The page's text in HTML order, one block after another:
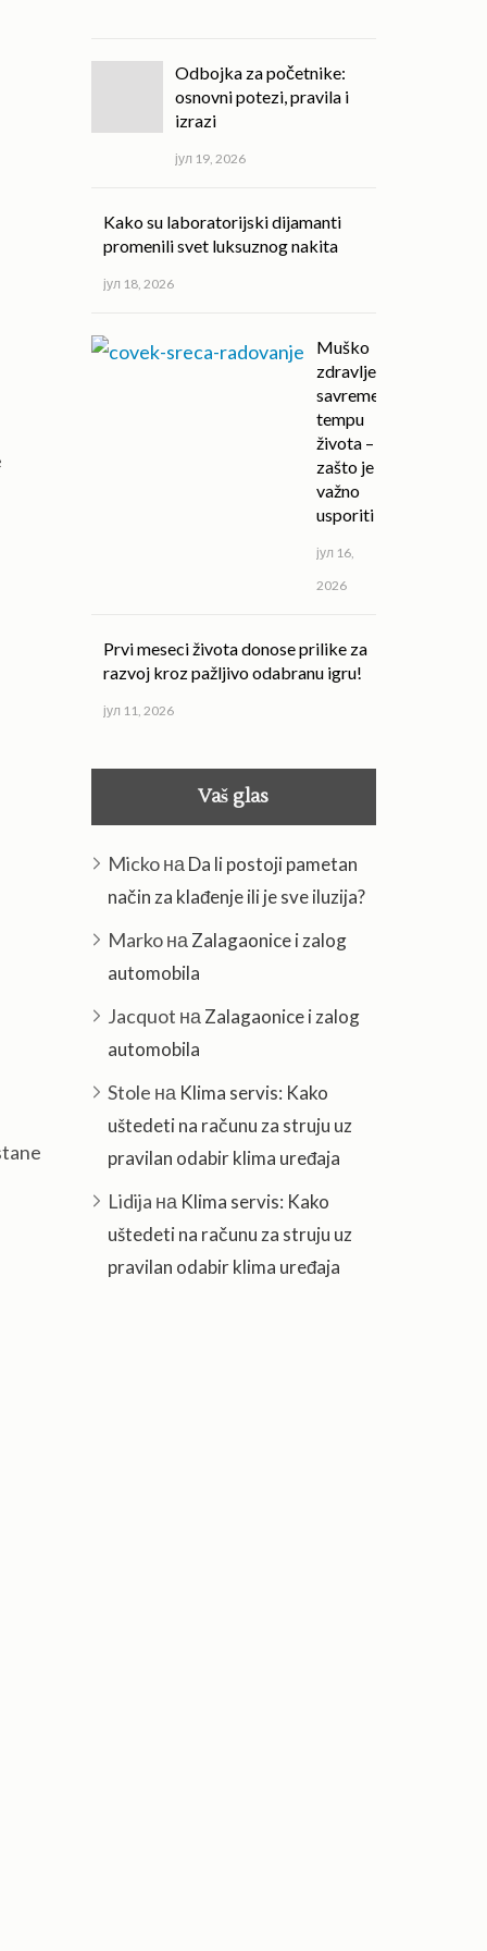
Odbojka za početnike:
osnovni potezi, pravila i
izrazi
јул 19, 2026
Kako su laboratorijski dijamanti
promenili svet luksuznog nakita
јул 18, 2026
Muško
zdravlje u
savremenom
tempu
života –
zašto je
važno
usporiti
јул 16,
2026
Prvi meseci života donose prilike za
razvoj kroz pažljivo odabranu igru!
јул 11, 2026
Vaš glas
Mickoна Da li postoji pametan
način za klađenje ili je sve iluzija?
Markoна Zalagaonice i zalog
automobila
Jacquot на Zalagaonice i zalog
automobila
Stole на Klima servis: Kako
uštedeti na računu za struju uz
pravilan odabir klima uređaja
Lidija на Klima servis: Kako
uštedeti na računu za struju uz
pravilan odabir klima uređaja